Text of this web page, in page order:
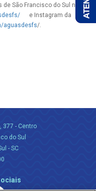
São Francisco do Sul no
e Instagram da
aguasdesfs/.
377 - Centro
do Sul
- SC